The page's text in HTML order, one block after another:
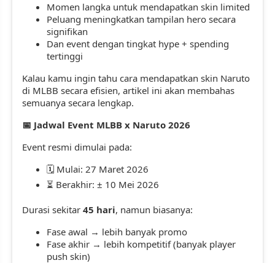
Momen langka untuk mendapatkan skin limited
Peluang meningkatkan tampilan hero secara
signifikan
Dan event dengan tingkat hype + spending
tertinggi
Kalau kamu ingin tahu cara mendapatkan skin Naruto
di MLBB secara efisien, artikel ini akan membahas
semuanya secara lengkap.
📅 Jadwal Event MLBB x Naruto 2026
Event resmi dimulai pada:
🗓️ Mulai: 27 Maret 2026
⏳ Berakhir: ± 10 Mei 2026
Durasi sekitar 45 hari, namun biasanya:
Fase awal → lebih banyak promo
Fase akhir → lebih kompetitif (banyak player
push skin)